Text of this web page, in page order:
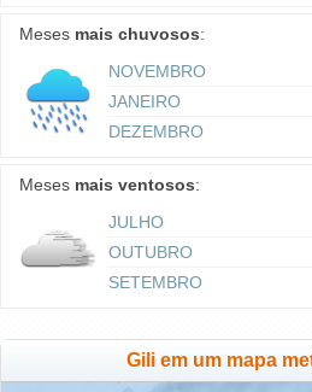
Meses mais chuvosos:
NOVEMBRO
JANEIRO
DEZEMBRO
Meses mais ventosos:
JULHO
OUTUBRO
SETEMBRO
Gili em um mapa